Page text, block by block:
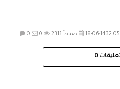
1432 05:11 صباحاً
0 0 2313
0